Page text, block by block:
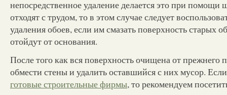
непосредственное удаление делается это при помощи
отходят с трудом, то в этом случае следует
удаления обоев, если им смазать поверхность старых
отойдут от основания.
После того как вся поверхность очищена от прежнего
обмести стены и удалить оставшийся с них мусор.
готовые строительные фирмы, то рекомендуем